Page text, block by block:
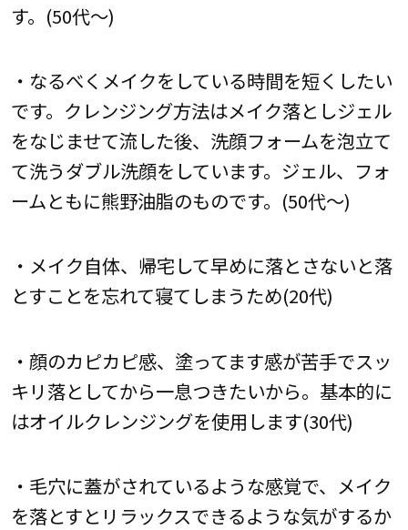
す。(50代～)
・なるべくメイクをしている時間を短くしたい
です。クレンジング方法はメイク落としジェル
をなじませて流した後、洗顔フォームを泡立て
て洗うダブル洗顔をしています。ジェル、フォ
ームともに熊野油脂のものです。(50代～)
・メイク自体、帰宅して早めに落とさないと落
とすことを忘れて寝てしまうため(20代)
・顔のカピカピ感、塗ってます感が苦手でスッ
キリ落としてから一息つきたいから。基本的に
はオイルクレンジングを使用します(30代)
・毛穴に蓋がされているような感覚で、メイク
を落とすとリラックスできるような気がするか